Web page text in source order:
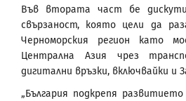
Във втората част бе
свързаност, която цели да
Черноморския регион като
Централна Азия чрез
дигитални връзки, включвайки и
„България подкрепя